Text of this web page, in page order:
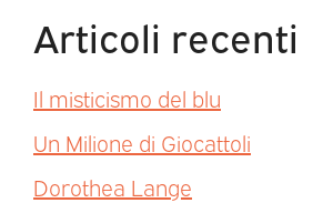
Articoli recenti
Il misticismo del blu
Un Milione di Giocattoli
Dorothea Lange